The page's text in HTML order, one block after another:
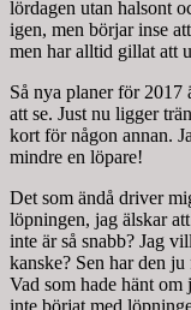
lördagen utan halsont
igen, men börjar inse
men har alltid gillat att
Så nya planer för 2017
att se. Just nu ligger
kort för någon annan.
mindre en löpare!
Det som ändå driver
löpningen, jag älskar
inte är så snabb? Jag
kanske? Sen har den
Vad som hade hänt
inte börjat med